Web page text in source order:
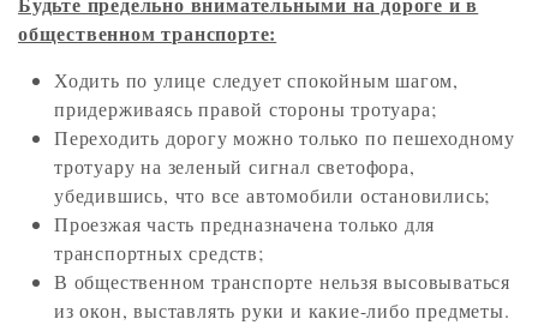
общественном транспорте:
Ходить по улице следует спокойным шагом,
придерживаясь правой стороны тротуара;
Переходить дорогу можно только по пешеходному
тротуару на зеленый сигнал светофора,
убедившись, что все автомобили остановились;
Проезжая часть предназначена только для
транспортных средств;
В общественном транспорте нельзя высовываться
из окон, выставлять руки и какие-либо предметы.